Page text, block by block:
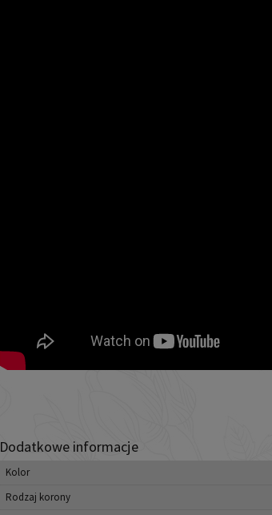
Dodatkowe informacje
Kolor
Rodzaj korony